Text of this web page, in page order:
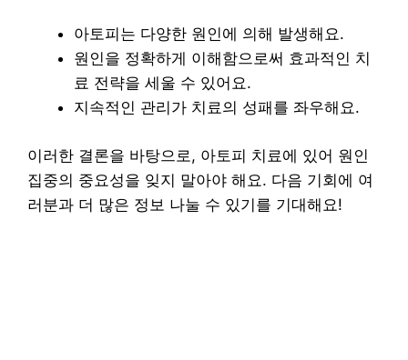
아토피는 다양한 원인에 의해 발생해요.
원인을 정확하게 이해함으로써 효과적인 치
료 전략을 세울 수 있어요.
지속적인 관리가 치료의 성패를 좌우해요.
이러한 결론을 바탕으로, 아토피 치료에 있어 원인
집중의 중요성을 잊지 말아야 해요. 다음 기회에 여
러분과 더 많은 정보 나눌 수 있기를 기대해요!